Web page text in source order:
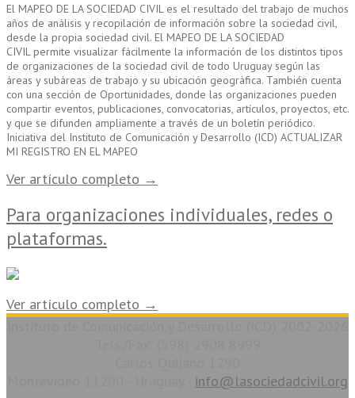
El MAPEO DE LA SOCIEDAD CIVIL es el resultado del trabajo de muchos
años de análisis y recopilación de información sobre la sociedad civil,
desde la propia sociedad civil. El MAPEO DE LA SOCIEDAD
CIVIL permite visualizar fácilmente la información de los distintos tipos
de organizaciones de la sociedad civil de todo Uruguay según las
áreas y subáreas de trabajo y su ubicación geográfica. También cuenta
con una sección de Oportunidades, donde las organizaciones pueden
compartir eventos, publicaciones, convocatorias, artículos, proyectos, etc.
y que se difunden ampliamente a través de un boletín periódico.
Iniciativa del Instituto de Comunicación y Desarrollo (ICD) ACTUALIZAR
MI REGISTRO EN EL MAPEO
Ver artículo completo →
Para organizaciones individuales, redes o
plataformas.
Ver artículo completo →
info@lasociedadcivil.org